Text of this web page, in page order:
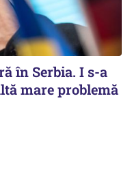
în Serbia. I s-a
mare problemă